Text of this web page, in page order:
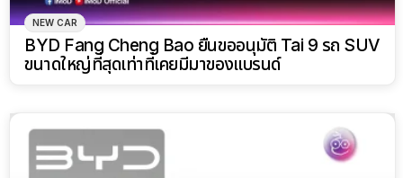
NEW CAR
BYD Fang Cheng Bao ยื่นขออนุมัติ Tai 9 รถ SUV
ขนาดใหญ่ที่สุดเท่าที่เคยมีมาของแบรนด์